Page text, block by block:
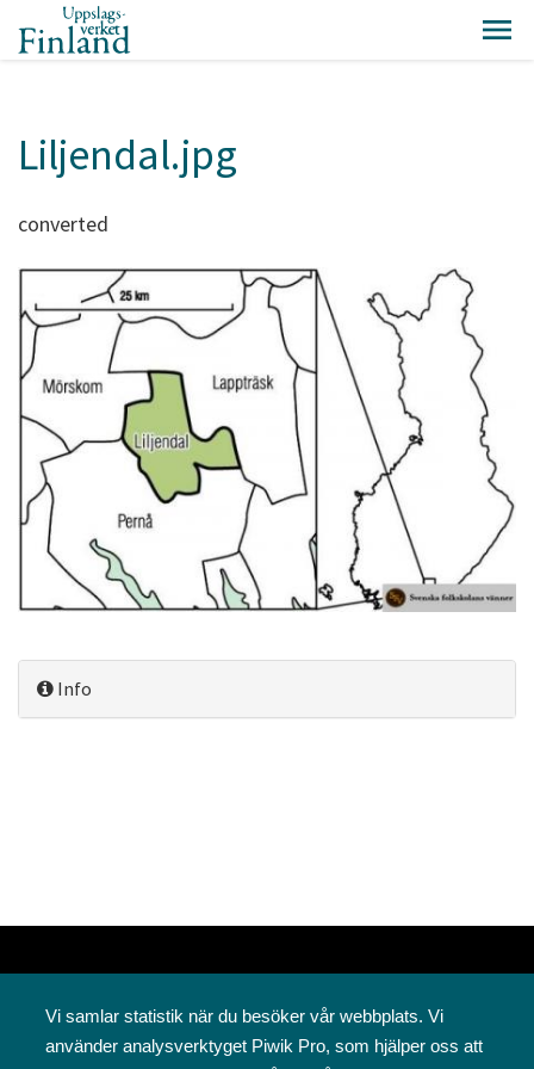
Liljendal.jpg
converted
Info
Vi samlar statistik när du besöker vår webbplats. Vi
använder analysverktyget Piwik Pro, som hjälper oss att